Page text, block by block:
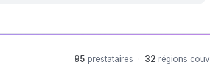
95 prestataires · 32 régions